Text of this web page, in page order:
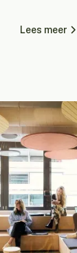
Lees meer